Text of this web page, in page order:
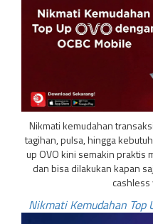
Nikmati kemudahan
tagihan, pulsa, hingga
up OVO kini semakin praktis
dan bisa dilakukan kapan
cashless
Nikmati Kemudahan Top